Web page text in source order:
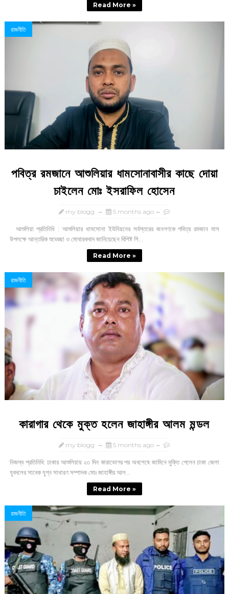
Read More »
রাজনীতি
পবিত্র রমজানে আশুলিয়ার ধামসোনাবাসীর কাছে দোয়া
চাইলেন মোঃ ইসরাফিল হোসেন
my blogg 5 months ago
আশুলিয়া প্রতিনিধি : আশুলিয়ার ধামসোনা ইউনিয়নের সর্বস্তরের জনগণকে পবিত্র রমজান মাস
উপলক্ষে আন্তরিক শুভেচ্ছা ও মোবারকবাদ জানিয়েছেন বিশিষ্ট শি...
Read More »
রাজনীতি
কারাগার থেকে মুক্ত হলেন জাহাঙ্গীর আলম মন্ডল
my blogg 5 months ago
নিজস্ব প্রতিনিধি: ঢাকার আশুলিয়ায় ২৩ দিন কারাভোগর পর অবশেষে জামিনে মুক্তি পেলেন ঢাকা জেলা
যুবদলের সাবেক যুগ্ন সাধারণ সম্পাদক মোঃ জাহাঙ্গীর আল...
Read More »
রাজনীতি